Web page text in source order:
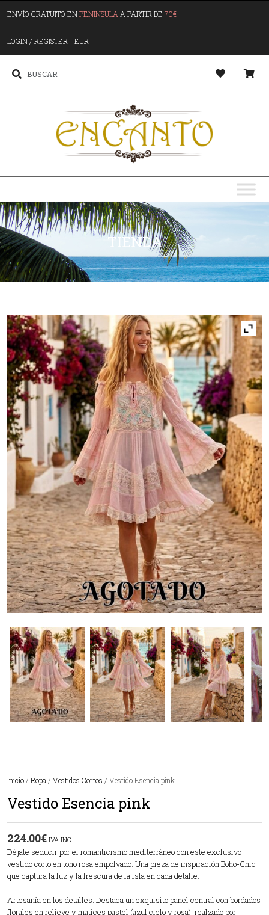
ENVÍO GRATUITO ENPENINSULA A PARTIR DE 70€
LOGIN / REGISTER EUR
TIENDA
Inicio / Ropa / Vestidos Cortos / Vestido Esencia pink
Vestido Esencia pink
224.00€ IVA INC.
Déjate seducir por el romanticismo mediterráneo con este exclusivo
vestido corto en tono rosa empolvado. Una pieza de inspiración Boho-Chic
que captura la luz y la frescura de la isla en cada detalle.
Artesanía en los detalles: Destaca un exquisito panel central con bordados
florales en relieve y matices pastel (azul cielo y rosa), realzado por